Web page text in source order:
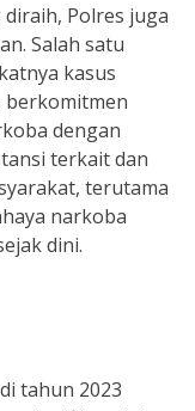
Polres juga
Salah satu
kasus
berkomitmen
dengan
terkait dan
terutama
narkoba
dini.
tahun 2023